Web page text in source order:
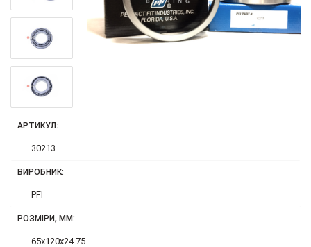
АРТИКУЛ:
30213
ВИРОБНИК:
PFI
РОЗМІРИ, ММ:
65x120x24.75